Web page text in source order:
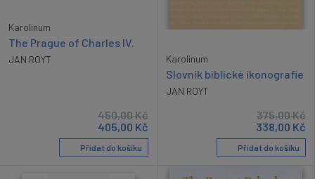
Karolinum
The Prague of Charles IV.
JAN ROYT
450,00Kč
405,00 Kč
Přidat do košíku
Karolinum
Slovník biblické ikonografie
JAN ROYT
375,00Kč
338,00 Kč
Přidat do košíku